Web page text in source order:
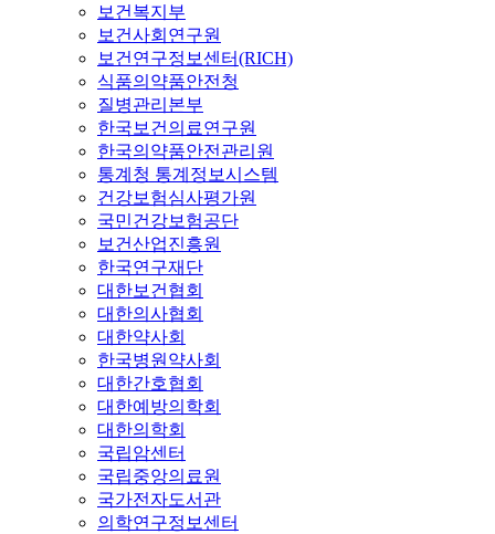
보건복지부
보건사회연구원
보건연구정보센터(RICH)
식품의약품안전청
질병관리본부
한국보건의료연구원
한국의약품안전관리원
통계청 통계정보시스템
건강보험심사평가원
국민건강보험공단
보건산업진흥원
한국연구재단
대한보건협회
대한의사협회
대한약사회
한국병원약사회
대한간호협회
대한예방의학회
대한의학회
국립암센터
국립중앙의료원
국가전자도서관
의학연구정보센터